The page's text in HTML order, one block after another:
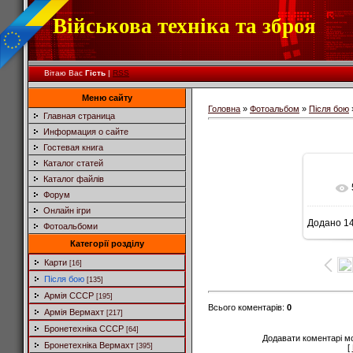
Військова техніка та зброя
Вітаю Вас Гість|RSS
Меню сайту
Главная страница
Информация о сайте
Гостевая книга
Каталог статей
Каталог файлів
Форум
Онлайн ігри
Фотоальбоми
Категорії розділу
Карти [16]
Після бою [135]
Армія СССР [195]
Армія Вермахт [217]
Бронетехніка СССР [64]
Бронетехніка Вермахт [395]
Головна » Фотоальбом » Після бою
Додано
Всього коментарів: 0
Додавати коментарі
[